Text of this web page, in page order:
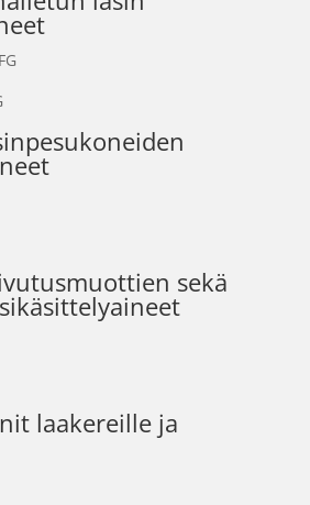
sekä
laakereille ja